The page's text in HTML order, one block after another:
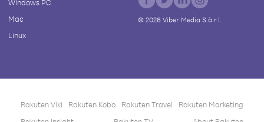
Windows PC
Mac
Linux
© 2026Viber Media S.à r.l.
Rakuten Viki Rakuten Kobo Rakuten Travel
Rakuten Marketing